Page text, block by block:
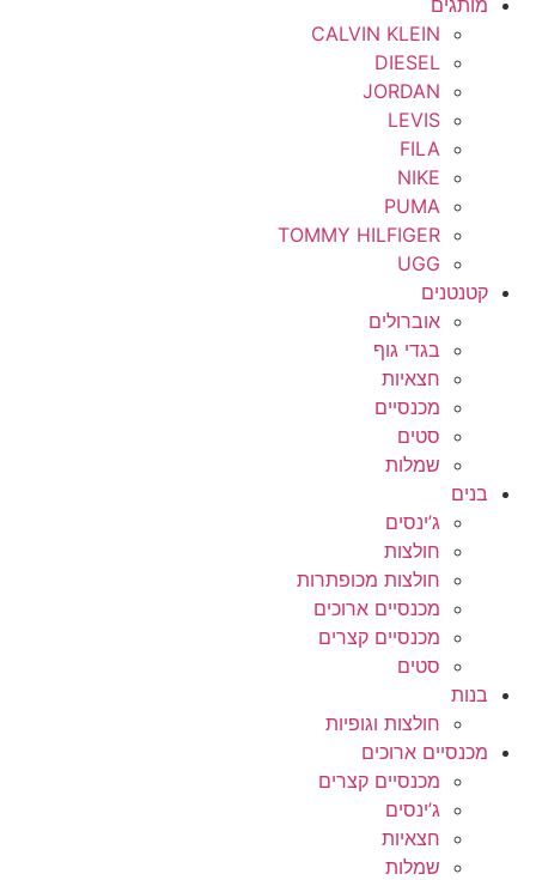
CALVIN KLEIN
DIESEL
JORDAN
LEVIS
FILA
NIKE
PUMA
TOMMY HILFIGER
UGG
קטנטנים
אוברולים
בגדי גוף
חצאיות
מכנסיים
סטים
שמלות
בנים
ג’ינסים
חולצות
חולצות מכופתרות
מכנסיים ארוכים
מכנסיים קצרים
סטים
בנות
חולצות וגופיות
מכנסיים ארוכים
מכנסיים קצרים
ג’ינסים
חצאיות
שמלות